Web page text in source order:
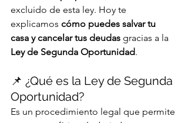
excluido de esta ley. Hoy te
explicamos cómo puedes salvar tu
casa y cancelar tus deudas gracias a la
Ley de Segunda Oportunidad.
📌 ¿Qué es la Ley de Segunda
Oportunidad?
Es un procedimiento legal que permite